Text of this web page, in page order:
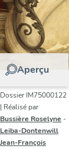
Aperçu
Dossier IM75000122
| Réalisé par
Bussière Roselyne -
Leiba-Dontenwill
Jean-François